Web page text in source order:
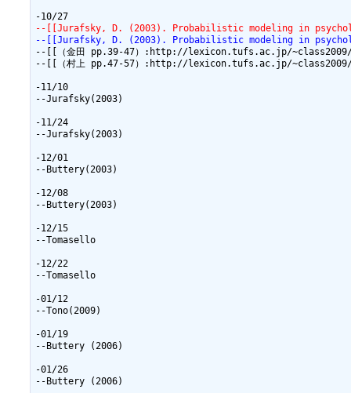
--[[Jurafsky, D. (2003). Probabilistic modeling in
--[[Jurafsky, D. (2003). Probabilistic modeling in
--[[（金田 pp.39-47）:http://lexicon.tufs.ac.jp/
--[[（村上 pp.47-57）:http://lexicon.tufs.ac.jp/
-11/10
--Jurafsky(2003)
-11/24
--Jurafsky(2003)
-12/01
--Buttery(2003)
-12/08
--Buttery(2003)
-12/15
--Tomasello
-12/22
--Tomasello
-01/12
--Tono(2009)
-01/19
--Buttery (2006)
-01/26
--Buttery (2006)